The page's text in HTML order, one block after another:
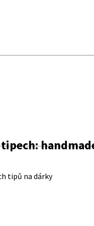
tipech:
tipů na dárky